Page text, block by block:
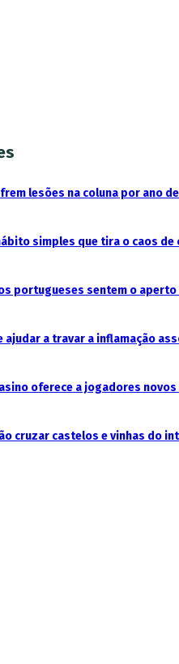
lesões na coluna por ano
simples que tira o caos de
portugueses sentem o
ajudar a travar a inflamação
oferece a jogadores
cruzar castelos e vinhas do